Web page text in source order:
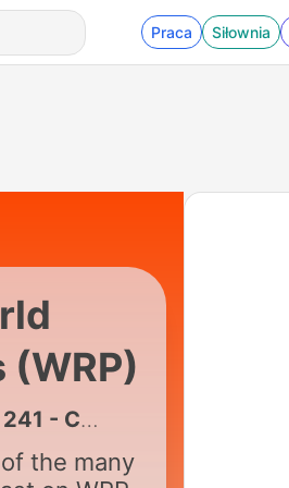
Praca Siłownia
(WRP)
241 - Cafe Terrance - Catherine Olster
the many